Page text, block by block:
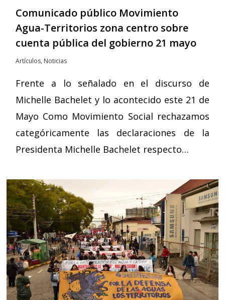
Comunicado público Movimiento
Agua-Territorios zona centro sobre
cuenta pública del gobierno 21 mayo
Artículos, Noticias
Frente a lo señalado en el discurso de
Michelle Bachelet y lo acontecido este 21 de
Mayo Como Movimiento Social rechazamos
categóricamente las declaraciones de la
Presidenta Michelle Bachelet respecto…